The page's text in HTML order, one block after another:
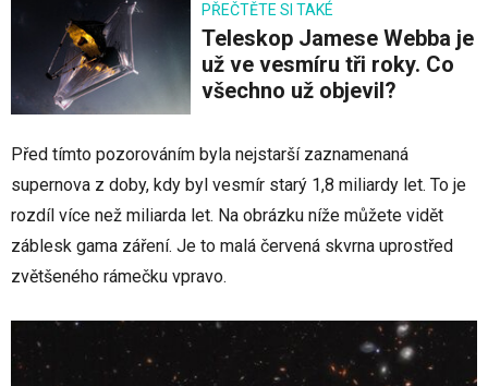
PŘEČTĚTE SI TAKÉ
Teleskop Jamese Webba je
už ve vesmíru tři roky. Co
všechno už objevil?
Před tímto pozorováním byla nejstarší zaznamenaná
supernova z doby, kdy byl vesmír starý 1,8 miliardy let. To je
rozdíl více než miliarda let. Na obrázku níže můžete vidět
záblesk gama záření. Je to malá červená skvrna uprostřed
zvětšeného rámečku vpravo.